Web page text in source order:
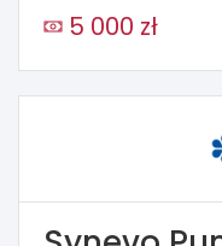
5 000 zł